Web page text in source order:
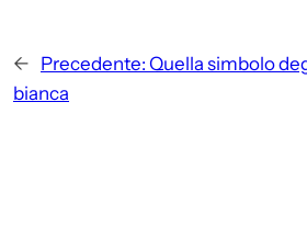
← Precedente: Quella simbolo
bianca